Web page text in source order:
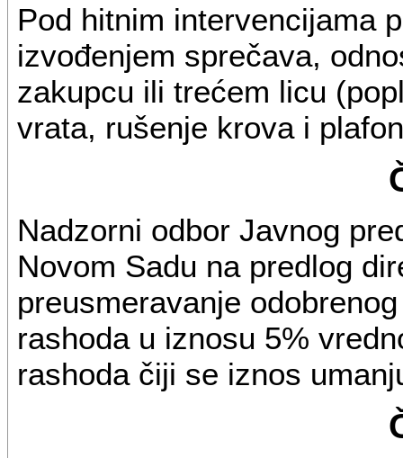
Pod hitnim intervencijama
izvođenjem sprečava,
zakupcu ili trećem licu
vrata, rušenje krova i
Nadzorni odbor Javnog
Novom Sadu na predlog
preusmeravanje
rashoda u iznosu 5%
rashoda čiji se iznos